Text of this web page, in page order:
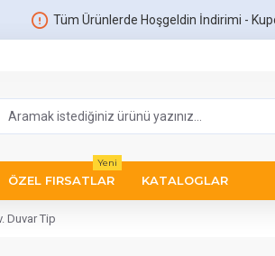
Tüm Ürünlerde Hoşgeldin İndirimi -
ÖZEL FIRSATLAR
Yeni
KATALOGLAR
Duvar Tip